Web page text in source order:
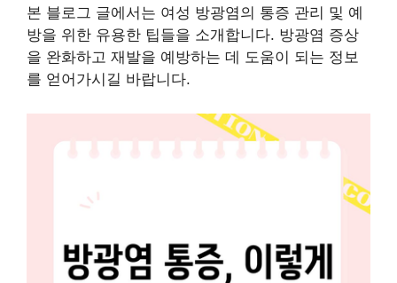
본 블로그 글에서는 여성 방광염의 통증 관리 및 예
방을 위한 유용한 팁들을 소개합니다. 방광염 증상
을 완화하고 재발을 예방하는 데 도움이 되는 정보
를 얻어가시길 바랍니다.